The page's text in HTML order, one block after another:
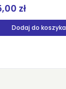
zł
Dodaj do koszyka